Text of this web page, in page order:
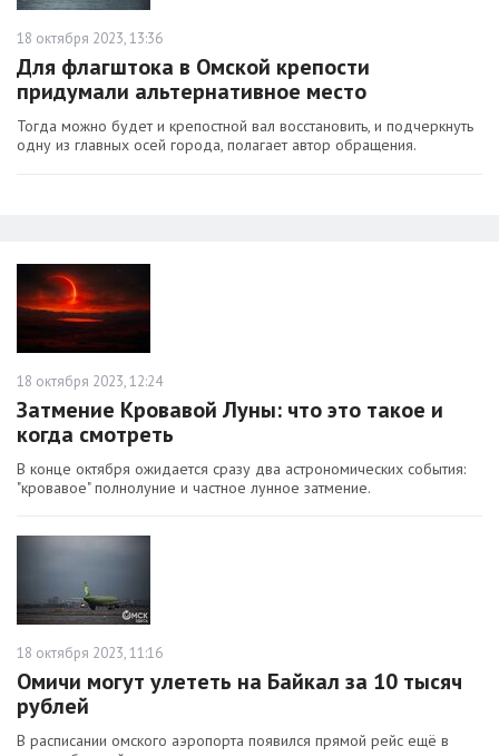
18 октября 2023, 13:36
Для флагштока в Омской крепости
придумали альтернативное место
Тогда можно будет и крепостной вал восстановить, и подчеркнуть
одну из главных осей города, полагает автор обращения.
18 октября 2023, 12:24
Затмение Кровавой Луны: что это такое и
когда смотреть
В конце октября ожидается сразу два астрономических события:
"кровавое" полнолуние и частное лунное затмение.
18 октября 2023, 11:16
Омичи могут улететь на Байкал за 10 тысяч
рублей
В расписании омского аэропорта появился прямой рейс ещё в